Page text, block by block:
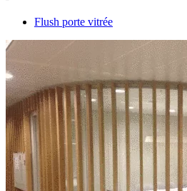
Flush porte vitrée